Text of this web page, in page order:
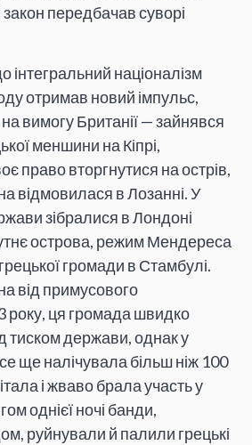
передбачав суворі
націоналізм
отримав новий імпульс,
вимогу Британії — зайнявся
меншини на Кіпрі,
право вторгнутися на острів,
відмовилася в Лозанні. У
зібралися в Лондоні
острова, режим Мендереса
громади в Стамбулі.
від примусового
року, ця громада швидко
тиском держави, однак у
ще налічувала більш ніж 100
і жваво брала участь у
однієї ночі банди,
руйнували й палили грецькі